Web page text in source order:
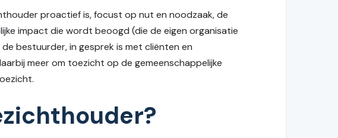
proactief is, focust op nut en noodzaak, de
impact die wordt beoogd (die de eigen organisatie
bestuurder, in gesprek is met cliënten en
meer om toezicht op de gemeenschappelijke